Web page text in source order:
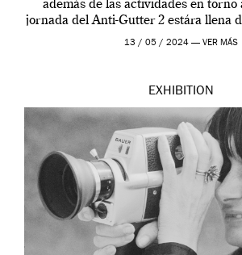
además de las actividades en torno
jornada del Anti-Gutter 2 estára llena
[…]
13 / 05 / 2024 — VER MÁS
EXHIBITION